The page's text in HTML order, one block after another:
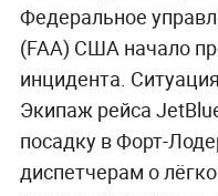
Федеральное
(FAA) США начало
инцидента.
Экипаж рейса
посадку в Форт-
диспетчерам о